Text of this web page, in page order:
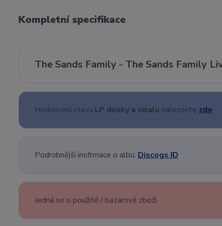
Kompletní specifikace
The Sands Family - The Sands Family
Hodnocení stavu LP desky a obalu naleznete zde
Podrobnější inofrmace o albu: Discogs ID
Jedná se o použité / bazarové zboží